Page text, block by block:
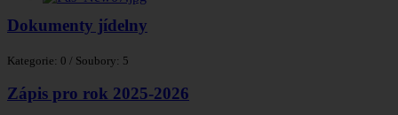
Dokumenty jídelny
Kategorie: 0 / Soubory: 5
Zápis pro rok 2025-2026